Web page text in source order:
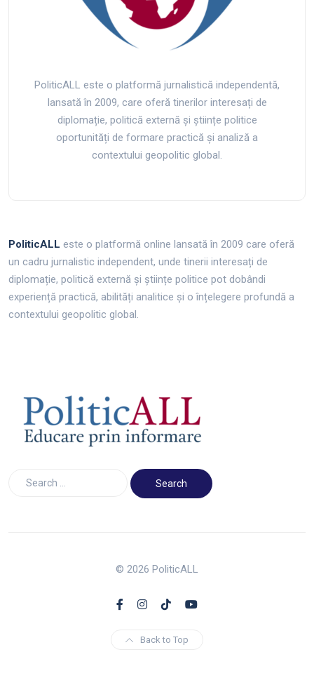
PoliticALL este o platformă jurnalistică independentă,
lansată în 2009, care oferă tinerilor interesați de
diplomație, politică externă și științe politice
oportunități de formare practică și analiză a
contextului geopolitic global.
PoliticALL este o platformă online lansată în 2009 care oferă
un cadru jurnalistic independent, unde tinerii interesați de
diplomație, politică externă și științe politice pot dobândi
experiență practică, abilități analitice și o înțelegere profundă a
contextului geopolitic global.
© 2026 PoliticALL
Back to Top